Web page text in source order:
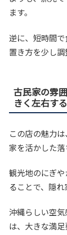
ます。
逆に、短時間
置き方を少し調
古民家の雰
きく左右する
この店の魅力
家を活かした落
観光地のにぎ
ることで、隠
沖縄らしい空
は、大きな満足